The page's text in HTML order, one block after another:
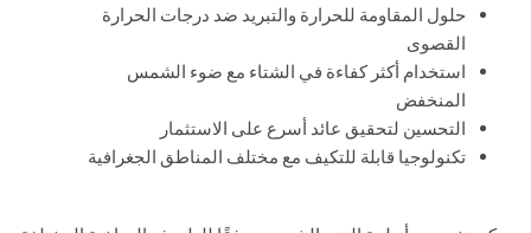
حلول المقاومة للحرارة والتبريد ضد درجات الحرارة
القصوى
استخدام أكثر كفاءة في الشتاء مع ضوء الشمس
المنخفض
التحسين لتحقيق عائد أسرع على الاستثمار
تكنولوجيا قابلة للتكيف مع مختلف المناطق الجغرافية